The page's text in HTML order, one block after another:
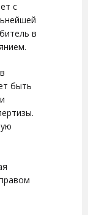
с
в
быть